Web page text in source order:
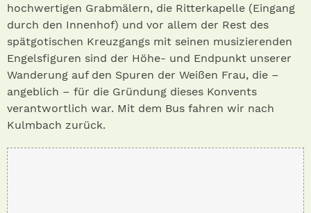
hochwertigen Grabmälern, die Ritterkapelle (Eingang
durch den Innenhof) und vor allem der Rest des
spätgotischen Kreuzgangs mit seinen musizierenden
Engelsfiguren sind der Höhe- und Endpunkt unserer
Wanderung auf den Spuren der Weißen Frau, die –
angeblich – für die Gründung dieses Konvents
verantwortlich war. Mit dem Bus fahren wir nach
Kulmbach zurück.